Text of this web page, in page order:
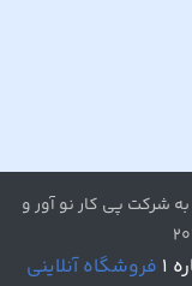
شرکت پی کار نو آور و
۱ فروشگاه آنلاینی